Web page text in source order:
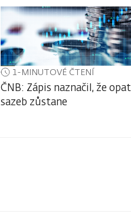
1-MINUTOVÉ ČTENÍ
ČNB: Zápis naznačil, že
sazeb zůstane